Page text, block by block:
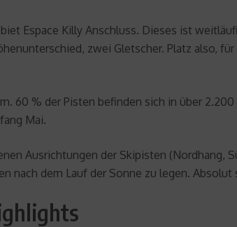
Espace Killy Anschluss. Dieses ist
zwei Gletscher. Platz also,
60 % der Pisten befinden sich in über
Mai.
Ausrichtungen der Skipisten (Nordhang,
nach dem Lauf der Sonne zu legen. Absolut